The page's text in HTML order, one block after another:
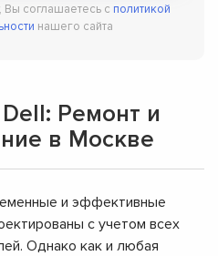
соглашаетесь с политикой
нашего сайта
Ремонт и
в Москве
и эффективные
с учетом всех
Однако как и любая